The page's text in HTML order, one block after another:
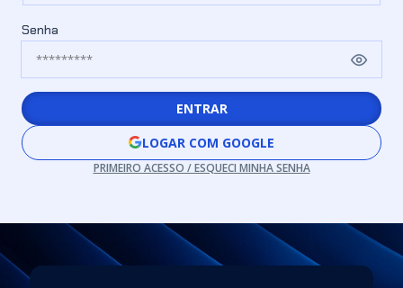
Senha
ENTRAR
LOGAR COM GOOGLE
PRIMEIRO ACESSO / ESQUECI MINHA SENHA